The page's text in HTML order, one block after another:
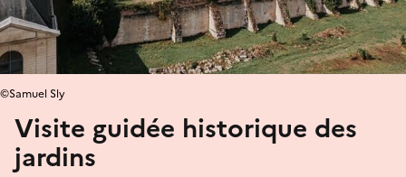
Visite guidée historique des
jardins
©Samuel Sly